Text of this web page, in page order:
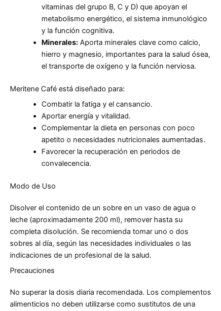
vitaminas del grupo B, C y D) que apoyan el
metabolismo energético, el sistema inmunológico
y la función cognitiva.
Minerales:Aporta minerales clave como calcio,
hierro y magnesio, importantes para la salud ósea,
el transporte de oxígeno y la función nerviosa.
Meritene Café está diseñado para:
Combatir la fatiga y el cansancio.
Aportar energía y vitalidad.
Complementar la dieta en personas con poco
apetito o necesidades nutricionales aumentadas.
Favorecer la recuperación en periodos de
convalecencia.
Modo de Uso
Disolver el contenido de un sobre en un vaso de agua o
leche (aproximadamente 200 ml), remover hasta su
completa disolución. Se recomienda tomar uno o dos
sobres al día, según las necesidades individuales o las
indicaciones de un profesional de la salud.
Precauciones
No superar la dosis diaria recomendada. Los complementos
alimenticios no deben utilizarse como sustitutos de una